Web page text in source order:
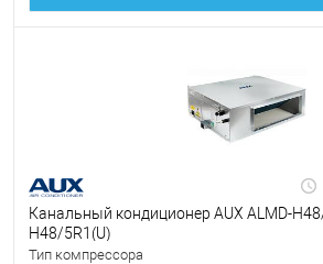
Канальный кондиционер AUX ALMD-
H48/5R1(U)
Тип компрессора